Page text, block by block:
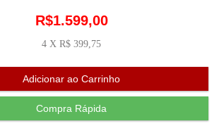
R$1.599,00
4 X R$ 399,75